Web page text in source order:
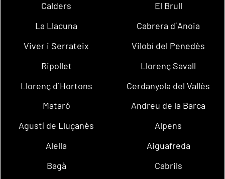
Calders
El Brull
La Llacuna
Cabrera d´Anoia
Viver i Serrateix
Vilobí del Penedès
Ripollet
Llorenç Savall
Llorenç d´Hortons
Cerdanyola del Vallès
Mataró
Andreu de la Barca
Agustí de Lluçanès
Alpens
Alella
Aiguafreda
Bagà
Cabrils